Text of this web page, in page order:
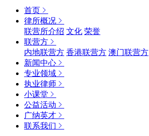
首页
律所概况
联营所介绍 文化 荣誉
联营方
内地联营方 香港联营方 澳门联营方
新闻中心
专业领域
执业律师
小课堂
公益活动
广纳英才
联系我们